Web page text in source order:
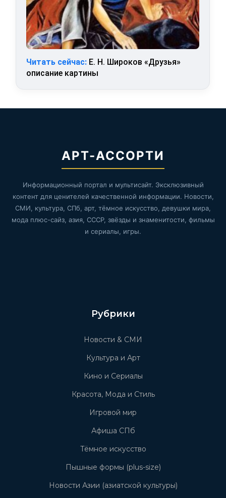
Читать сейчас: Е. Н. Широков «Друзья»
описание картины
АРТ-АССОРТИ
Информационный портал и мультисайт. Эксклюзивный
контент для ценителей качественной информации. Новости,
СМИ, культура, СПб, арт, тёмное искусство, девушки мира,
мода плюс-сайз, азия, СССР, звёзды и знаменитости, фильмы
и сериалы, игры.
Рубрики
Новости & СМИ
Культура и Арт
Кино и Сериалы
Красота, Мода и Стиль
Игровой мир
Афиша СПб
Тёмное искусство
Пышные формы (plus-size)
Новости Азии (азиатской культуры)